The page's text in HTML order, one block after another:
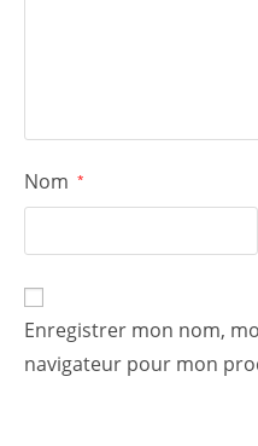
Nom *
Enregistrer mon nom,
navigateur pour mon